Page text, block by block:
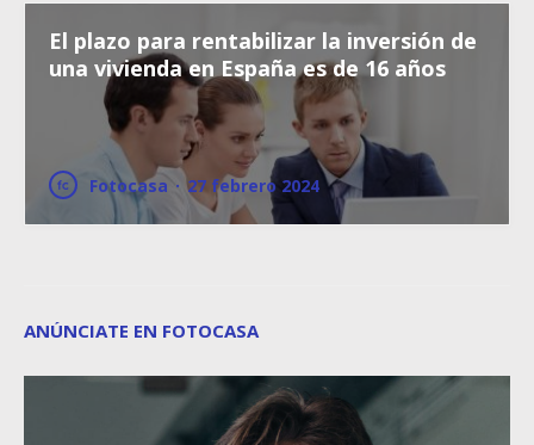
El plazo para rentabilizar la inversión de
una vivienda en España es de 16 años
Fotocasa · 27 febrero 2024
ANÚNCIATE EN FOTOCASA